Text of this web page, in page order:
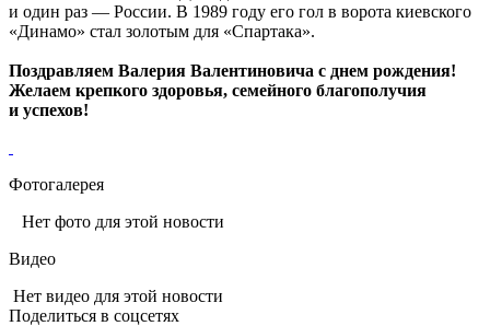
и один раз — России. В 1989 году его гол в ворота киевского
«Динамо» стал золотым для «Спартака».
Поздравляем Валерия Валентиновича с днем рождения!
Желаем крепкого здоровья, семейного благополучия
и успехов!
Фотогалерея
Нет фото для этой новости
Видео
Нет видео для этой новости
Поделиться в соцсетях